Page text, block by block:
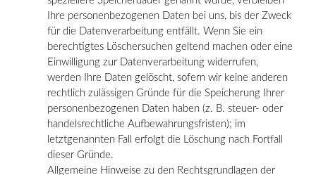
Ihre personenbezogenen Daten bei uns, bis der Zweck
für die Datenverarbeitung entfällt. Wenn Sie ein
berechtigtes Löschersuchen geltend machen oder eine
Einwilligung zur Datenverarbeitung widerrufen,
werden Ihre Daten gelöscht, sofern wir keine anderen
rechtlich zulässigen Gründe für die Speicherung Ihrer
personenbezogenen Daten haben (z. B. steuer- oder
handelsrechtliche Aufbewahrungsfristen); im
letztgenannten Fall erfolgt die Löschung nach Fortfall
dieser Gründe.
Allgemeine Hinweise zu den Rechtsgrundlagen der